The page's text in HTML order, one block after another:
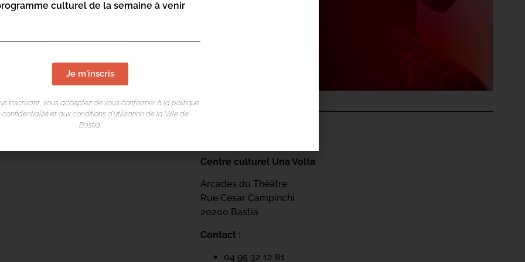
Centre culturel Una Volta
Arcades du Théâtre
Rue César Campinchi
20200 Bastia
Contact :
04 95 32 12 81
culturel de la semaine à venir
Je m'inscris
inscrivant, vous acceptez de vous conformer à la politique
confidentialité et aux conditions d’utilisation de la Ville de
Bastia.